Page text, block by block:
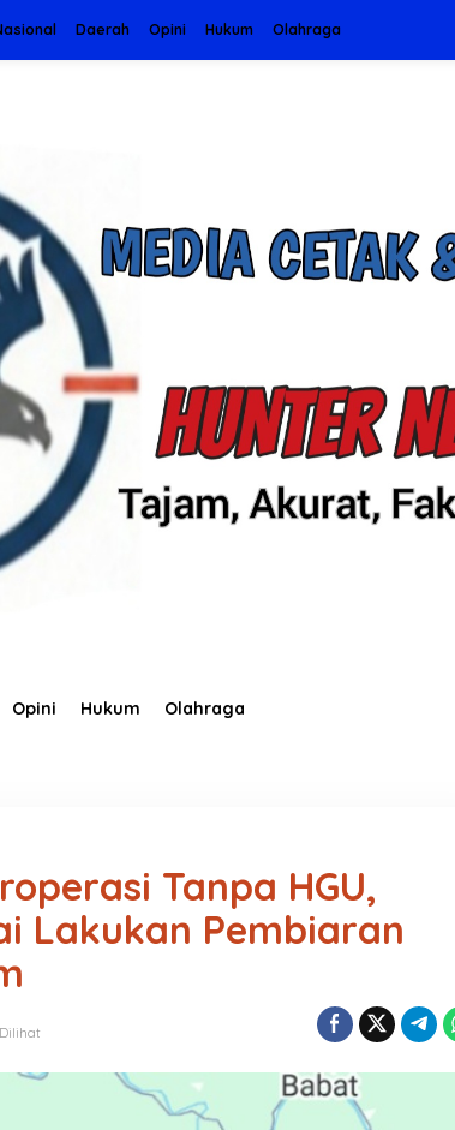
Daerah Opini Hukum Olahraga
Opini Hukum Olahraga
Tanpa HGU,
Lakukan Pembiaran